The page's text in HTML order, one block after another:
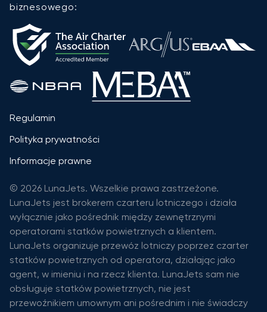
biznesowego:
Regulamin
Polityka prywatności
Informacje prawne
© 2026 LunaJets. Wszelkie prawa zastrzeżone.
LunaJets jest brokerem czarteru lotniczego i działa
wyłącznie jako pośrednik między zewnętrznymi
operatorami statków powietrznych a klientem.
LunaJets organizuje przewóz lotniczy poprzez czarter
statków powietrznych od operatora, działając jako
agent, w imieniu i na rzecz klienta. LunaJets sam nie
obsługuje statków powietrznych, nie jest
przewoźnikiem umownym ani pośrednim i nie świadczy